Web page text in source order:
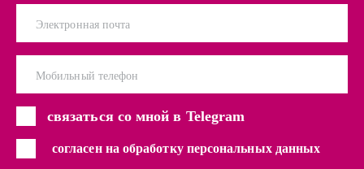
Электронная почта
Мобильный телефон
связаться со мной в Telegram
согласен на обработку персональных данных